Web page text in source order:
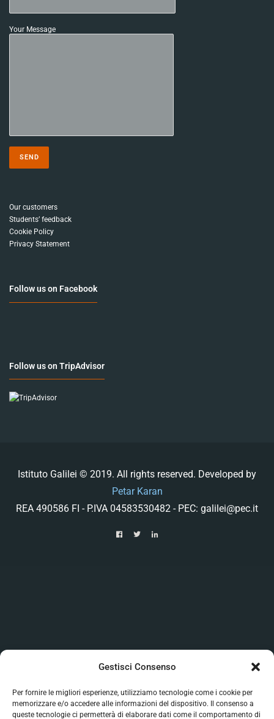
Gestisci Consenso
Per fornire le migliori esperienze, utilizziamo tecnologie come i cookie per
memorizzare e/o accedere alle informazioni del dispositivo. Il consenso a
queste tecnologie ci permetterà di elaborare dati come il comportamento di
Your Message
Our customers
Students’ feedback
Cookie Policy
Privacy Statement
Follow us on Facebook
Follow us on TripAdvisor
Istituto Galilei © 2019. All rights reserved. Developed by
Petar Karan
REA 490586 FI - P.IVA 04583530482 - PEC: galilei@pec.it